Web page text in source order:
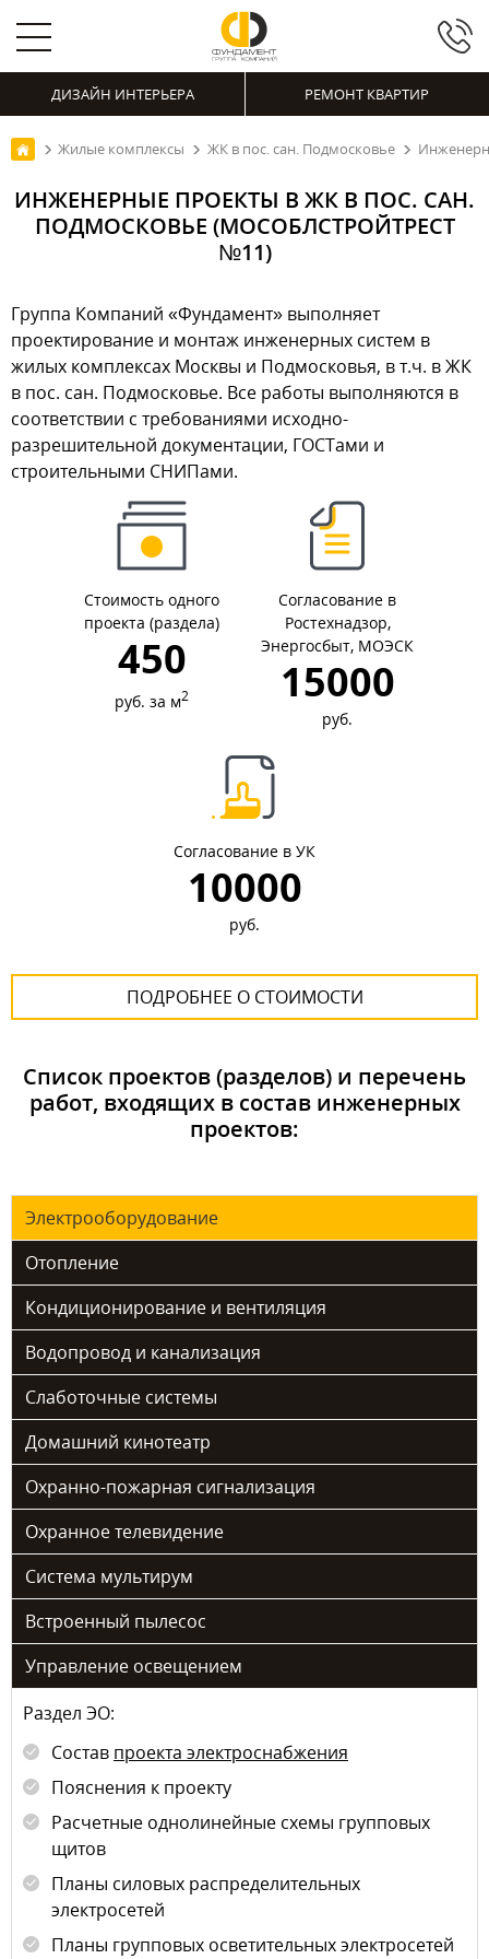
ДИЗАЙН ИНТЕРЬЕРА РЕМОНТ КВАРТИР
Жилые комплексы ЖК в пос. сан. Подмосковье
ИНЖЕНЕРНЫЕ ПРОЕКТЫ В ЖК В ПОС. САН.
ПОДМОСКОВЬЕ (МОСОБЛСТРОЙТРЕСТ
№11)
Группа Компаний «Фундамент» выполняет
проектирование и монтаж инженерных систем в
жилых комплексах Москвы и Подмосковья, в т.ч. в ЖК
в пос. сан. Подмосковье. Все работы выполняются в
соответствии с требованиями исходно-
разрешительной документации, ГОСТами и
строительными СНИПами.
Стоимость одного
проекта (раздела)
450
руб. за м2
Согласование в
Ростехнадзор,
Энергосбыт, МОЭСК
15000
руб.
Согласование в УК
10000
руб.
ПОДРОБНЕЕ О СТОИМОСТИ
Список проектов (разделов) и перечень
работ, входящих в состав инженерных
проектов:
Электрооборудование
Отопление
Кондиционирование и вентиляция
Водопровод и канализация
Слаботочные системы
Домашний кинотеатр
Охранно-пожарная сигнализация
Охранное телевидение
Система мультирум
Встроенный пылесос
Управление освещением
Раздел ЭО:
Состав проекта электроснабжения
Пояснения к проекту
Расчетные однолинейные схемы групповых
щитов
Планы силовых распределительных
электросетей
Планы групповых осветительных электросетей